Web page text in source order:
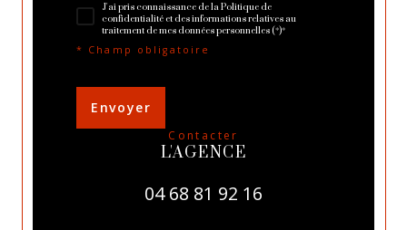
J'ai pris connaissance de la Politique de
confidentialité et des informations relatives au
traitement de mes données personnelles (*)*
* Champ obligatoire
Envoyer
contacter
L'AGENCE
04 68 81 92 16